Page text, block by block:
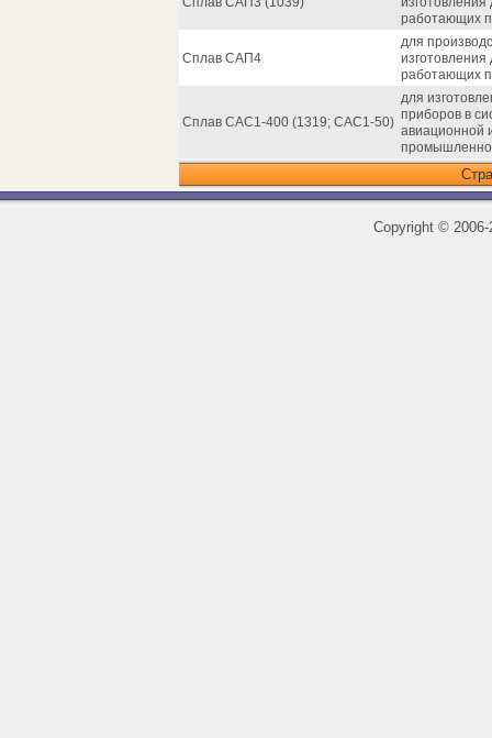
работающих
Сплав САП4
для
изготовления
работающих
Сплав САС1-400 (1319; САС1-50)
для
приборов в
авиационной
Copyright ©